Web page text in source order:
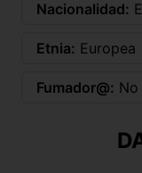
Nacionalidad:
Etnia: Europea
Fumador@: No